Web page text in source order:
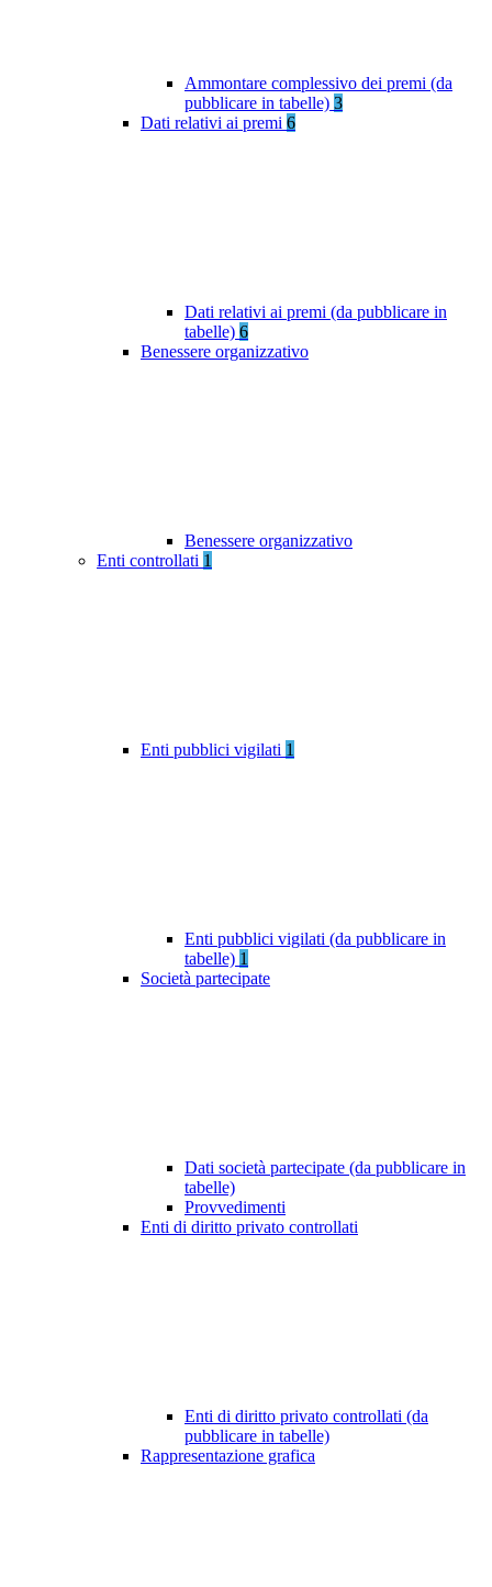
Ammontare complessivo dei premi (da
pubblicare in tabelle) 3
Dati relativi ai premi 6
Dati relativi ai premi (da pubblicare in
tabelle) 6
Benessere organizzativo
Benessere organizzativo
Enti controllati 1
Enti pubblici vigilati 1
Enti pubblici vigilati (da pubblicare in
tabelle) 1
Società partecipate
Dati società partecipate (da pubblicare in
tabelle)
Provvedimenti
Enti di diritto privato controllati
Enti di diritto privato controllati (da
pubblicare in tabelle)
Rappresentazione grafica